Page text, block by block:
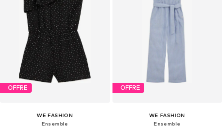
OFFRE
WE FASHION
Ensemble
OFFRE
WE FASHION
Ensemble